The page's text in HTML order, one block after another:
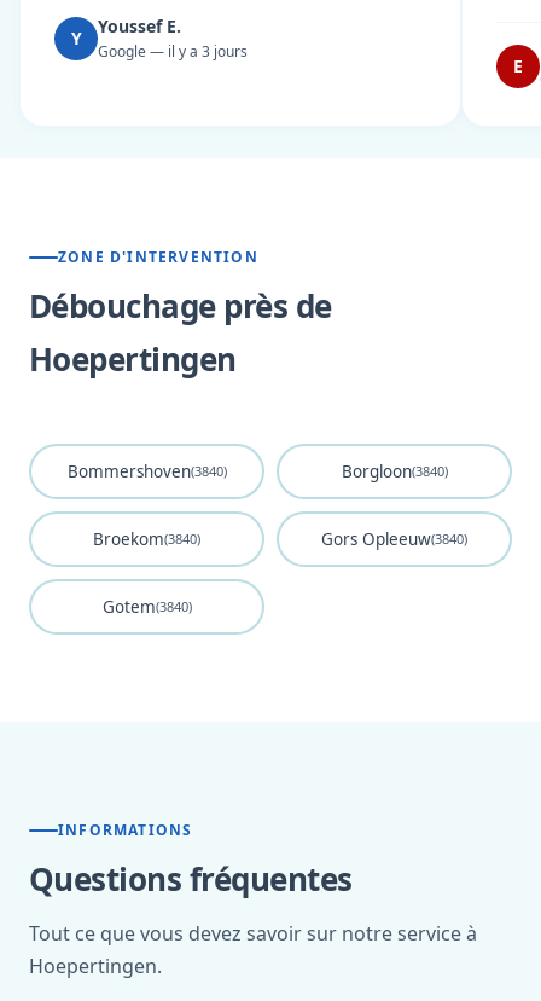
Y
Youssef E.
Google — il y a 3 jours
E
ZONE D'INTERVENTION
Débouchage près de
Hoepertingen
Bommershoven(3840) Borgloon(3840)
Broekom(3840) Gors Opleeuw(3840)
Gotem(3840)
INFORMATIONS
Questions fréquentes
Tout ce que vous devez savoir sur notre service à
Hoepertingen.